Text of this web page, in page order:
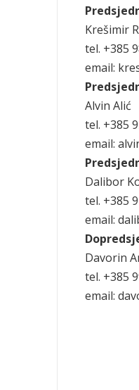
Krešimir
tel. +385
email:
Alvin Alić
tel. +385
email:
Dalibor
tel. +385
email:
Davorin
tel. +385
email: